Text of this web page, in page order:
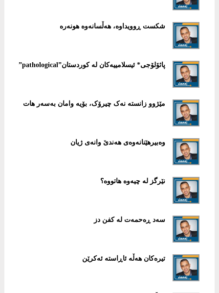
شکست ڕوویداوە، هەڵسانەوە هونەرە
پاثۆلۆجی* ئیسلامییەکان لە کوردستان”pathological”
مێژوو زانستە نەک چیرۆک، بۆیە وامان بەسەر هات
وەبیرهێنانەوەی هەندێ وانەی ژیان
نێرگز له‌ چیه‌وه‌ هاتووه‌؟
سەد ڕەحمەت لە کفن دز
تیرەکان هەڵە ئاڕاستە ئەکرێن